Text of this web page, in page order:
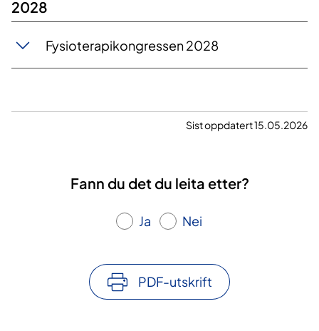
2028
Fysioterapikongressen 2028
Sist oppdatert 15.05.2026
Fann du det du leita etter?
Ja Nei
PDF-utskrift